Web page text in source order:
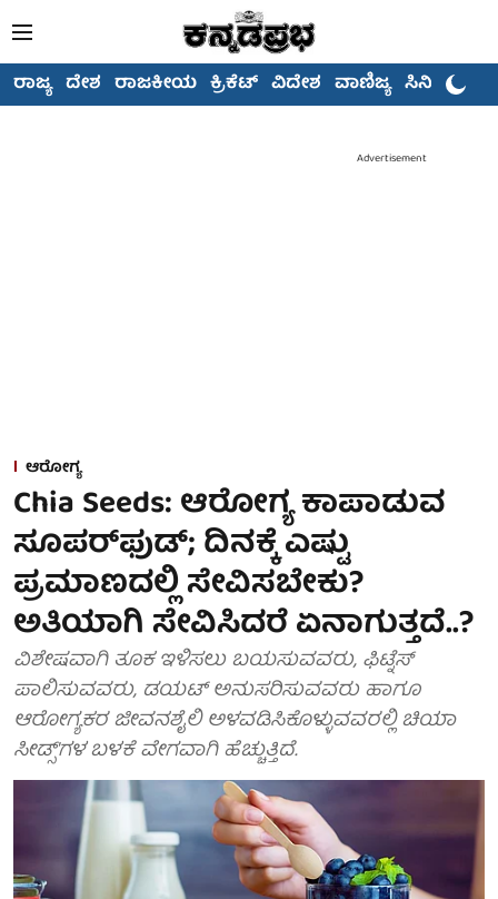
ರಾಜ್ಯ ದೇಶ ರಾಜಕೀಯ ಕ್ರಿಕೆಟ್ ವಿದೇಶ ವಾಣಿಜ್ಯ ಸಿನಿಮಾ
Advertisement
ಆರೋಗ್ಯ
Chia Seeds: ಆರೋಗ್ಯ ಕಾಪಾಡುವ
ಸೂಪರ್‌ಫುಡ್; ದಿನಕ್ಕೆ ಎಷ್ಟು
ಪ್ರಮಾಣದಲ್ಲಿ ಸೇವಿಸಬೇಕು?
ಅತಿಯಾಗಿ ಸೇವಿಸಿದರೆ ಏನಾಗುತ್ತದೆ..?
ವಿಶೇಷವಾಗಿ ತೂಕ ಇಳಿಸಲು ಬಯಸುವವರು, ಫಿಟ್ನೆಸ್‌
ಪಾಲಿಸುವವರು, ಡಯಟ್ ಅನುಸರಿಸುವವರು ಹಾಗೂ
ಆರೋಗ್ಯಕರ ಜೀವನಶೈಲಿ ಅಳವಡಿಸಿಕೊಳ್ಳುವವರಲ್ಲಿ ಚಿಯಾ
ಸೀಡ್ಸ್'ಗಳ ಬಳಕೆ ವೇಗವಾಗಿ ಹೆಚ್ಚುತ್ತಿದೆ.